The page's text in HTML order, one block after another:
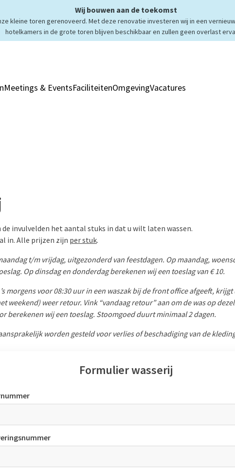
Wij bouwen aan de toekomst
kleine toren gerenoveerd. Met deze renovatie investeren wij in een
hotelkamers in de grote toren blijven beschikbaar en zullen geen overlast
Meetings & EventsFaciliteitenOmgevingVacatures
de invulvelden het aantal stuks in dat u wilt laten wassen.
in. Alle prijzen zijn per stuk.
t/m vrijdag, uitgezonderd van feestdagen. Op maandag,
Op dinsdag en donderdag berekenen wij een toeslag van € 10.
morgens voor 08:30 uur in een waszak bij de front office afgeeft, krijgt
weekend) weer retour. Vink “vandaag retour” aan om de was op
berekenen wij een toeslag. Stoomgoed duurt minimaal 2 dagen.
worden gesteld voor verlies of beschadiging van de
Formulier wasserij